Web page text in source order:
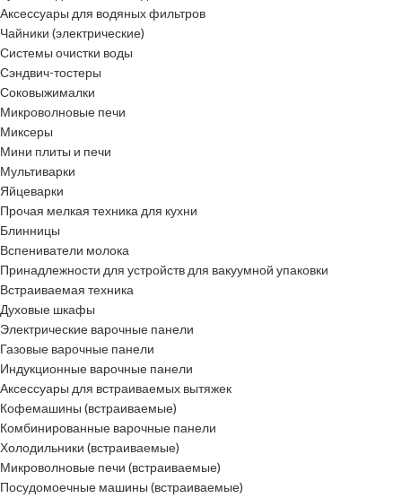
Аксессуары для водяных фильтров
Чайники (электрические)
Системы очистки воды
Сэндвич-тостеры
Соковыжималки
Микроволновые печи
Миксеры
Мини плиты и печи
Мультиварки
Яйцеварки
Прочая мелкая техника для кухни
Блинницы
Вспениватели молока
Принадлежности для устройств для вакуумной упаковки
Встраиваемая техника
Духовые шкафы
Электрические варочные панели
Газовые варочные панели
Индукционные варочные панели
Аксессуары для встраиваемых вытяжек
Кофемашины (встраиваемые)
Комбинированные варочные панели
Холодильники (встраиваемые)
Микроволновые печи (встраиваемые)
Посудомоечные машины (встраиваемые)